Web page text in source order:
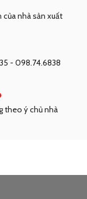
nhà sản xuất
- 098.74.6838
theo ý chủ nhà